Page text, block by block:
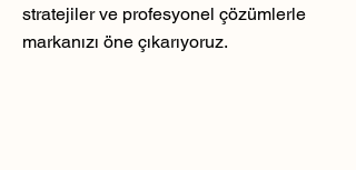
stratejiler ve profesyonel çözümlerle
markanızı öne çıkarıyoruz.